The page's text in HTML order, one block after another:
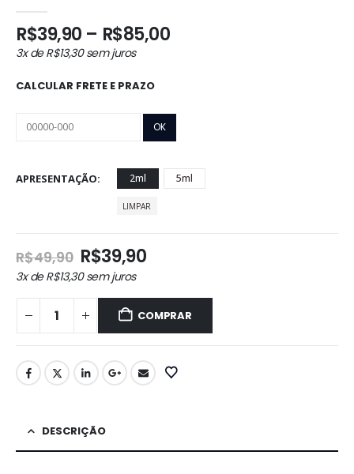
R$39,90 – R$85,00Faixa
R$85,00
3x deR$13,30sem juros
CALCULAR FRETE E PRAZO
APRESENTAÇÃO 2ml 5ml
LIMPAR
R$49,90 O
preço
original
era:
R$49,90.
R$39,90O
é:
R$39,90.
3x deR$13,30sem juros
COMPRAR
DESCRIÇÃO